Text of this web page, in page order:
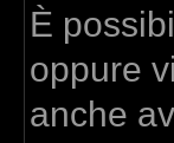
È
oppure
anche